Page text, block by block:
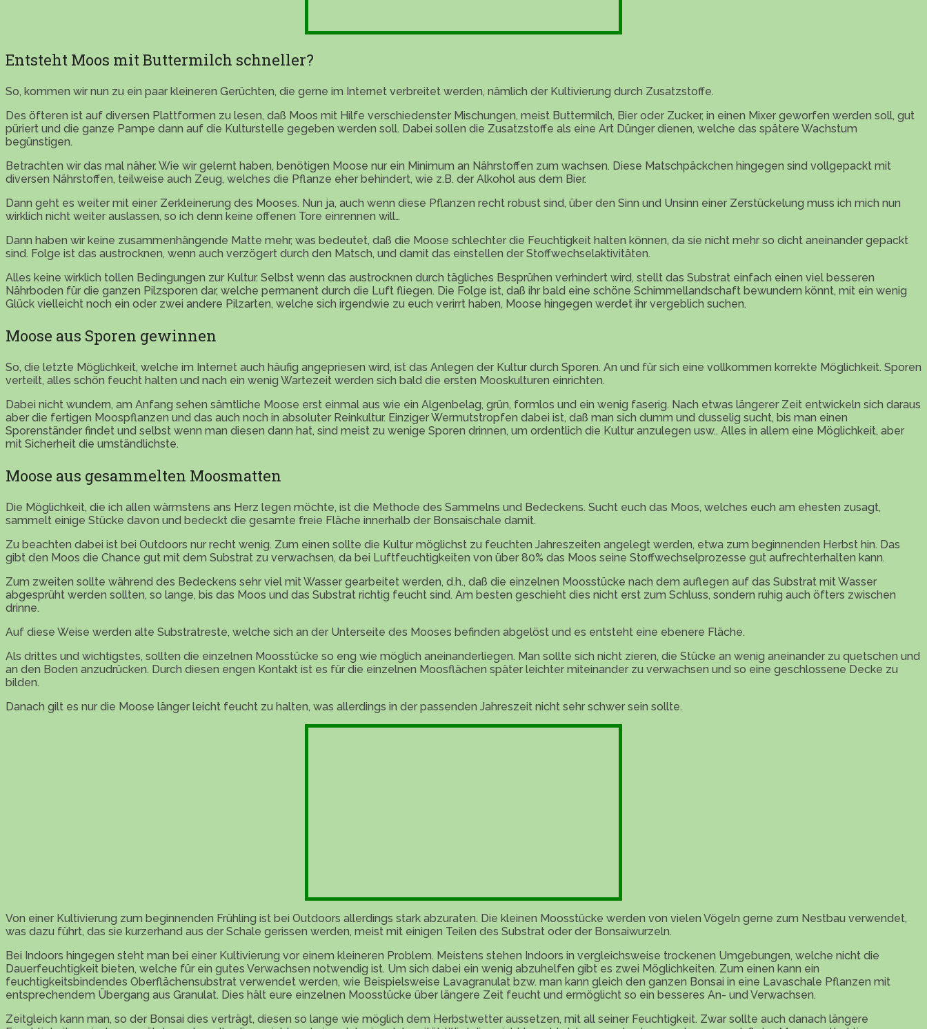
Entsteht Moos mit Buttermilch schneller?
So, kommen wir nun zu ein paar kleineren Gerüchten, die gerne im Internet verbreitet werden, nämlich der Kultivierung durch Zusatzstoffe.
Des öfteren ist auf diversen Plattformen zu lesen, daß Moos mit Hilfe verschiedenster Mischungen, meist Buttermilch, Bier oder Zucker, in einen Mixer geworfen werden soll, gut
püriert und die ganze Pampe dann auf die Kulturstelle gegeben werden soll. Dabei sollen die Zusatzstoffe als eine Art Dünger dienen, welche das spätere Wachstum
begünstigen.
Betrachten wir das mal näher. Wie wir gelernt haben, benötigen Moose nur ein Minimum an Nährstoffen zum wachsen. Diese Matschpäckchen hingegen sind vollgepackt mit
diversen Nährstoffen, teilweise auch Zeug, welches die Pflanze eher behindert, wie z.B. der Alkohol aus dem Bier.
Dann geht es weiter mit einer Zerkleinerung des Mooses. Nun ja, auch wenn diese Pflanzen recht robust sind, über den Sinn und Unsinn einer Zerstückelung muss ich mich nun
wirklich nicht weiter auslassen, so ich denn keine offenen Tore einrennen will…
Dann haben wir keine zusammenhängende Matte mehr, was bedeutet, daß die Moose schlechter die Feuchtigkeit halten können, da sie nicht mehr so dicht aneinander gepackt
sind. Folge ist das austrocknen, wenn auch verzögert durch den Matsch, und damit das einstellen der Stoffwechselaktivitäten.
Alles keine wirklich tollen Bedingungen zur Kultur. Selbst wenn das austrocknen durch tägliches Besprühen verhindert wird, stellt das Substrat einfach einen viel besseren
Nährboden für die ganzen Pilzsporen dar, welche permanent durch die Luft fliegen. Die Folge ist, daß ihr bald eine schöne Schimmellandschaft bewundern könnt, mit ein wenig
Glück vielleicht noch ein oder zwei andere Pilzarten, welche sich irgendwie zu euch verirrt haben, Moose hingegen werdet ihr vergeblich suchen.
Moose aus Sporen gewinnen
So, die letzte Möglichkeit, welche im Internet auch häufig angepriesen wird, ist das Anlegen der Kultur durch Sporen. An und für sich eine vollkommen korrekte Möglichkeit. Sporen
verteilt, alles schön feucht halten und nach ein wenig Wartezeit werden sich bald die ersten Mooskulturen einrichten.
Dabei nicht wundern, am Anfang sehen sämtliche Moose erst einmal aus wie ein Algenbelag, grün, formlos und ein wenig faserig. Nach etwas längerer Zeit entwickeln sich daraus
aber die fertigen Moospflanzen und das auch noch in absoluter Reinkultur. Einziger Wermutstropfen dabei ist, daß man sich dumm und dusselig sucht, bis man einen
Sporenständer findet und selbst wenn man diesen dann hat, sind meist zu wenige Sporen drinnen, um ordentlich die Kultur anzulegen usw.. Alles in allem eine Möglichkeit, aber
mit Sicherheit die umständlichste.
Moose aus gesammelten Moosmatten
Die Möglichkeit, die ich allen wärmstens ans Herz legen möchte, ist die Methode des Sammelns und Bedeckens. Sucht euch das Moos, welches euch am ehesten zusagt,
sammelt einige Stücke davon und bedeckt die gesamte freie Fläche innerhalb der Bonsaischale damit.
Zu beachten dabei ist bei Outdoors nur recht wenig. Zum einen sollte die Kultur möglichst zu feuchten Jahreszeiten angelegt werden, etwa zum beginnenden Herbst hin. Das
gibt den Moos die Chance gut mit dem Substrat zu verwachsen, da bei Luftfeuchtigkeiten von über 80% das Moos seine Stoffwechselprozesse gut aufrechterhalten kann.
Zum zweiten sollte während des Bedeckens sehr viel mit Wasser gearbeitet werden, d.h., daß die einzelnen Moosstücke nach dem auflegen auf das Substrat mit Wasser
abgesprüht werden sollten, so lange, bis das Moos und das Substrat richtig feucht sind. Am besten geschieht dies nicht erst zum Schluss, sondern ruhig auch öfters zwischen
drinne.
Auf diese Weise werden alte Substratreste, welche sich an der Unterseite des Mooses befinden abgelöst und es entsteht eine ebenere Fläche.
Als drittes und wichtigstes, sollten die einzelnen Moosstücke so eng wie möglich aneinanderliegen. Man sollte sich nicht zieren, die Stücke an wenig aneinander zu quetschen und
an den Boden anzudrücken. Durch diesen engen Kontakt ist es für die einzelnen Moosflächen später leichter miteinander zu verwachsen und so eine geschlossene Decke zu
bilden.
Danach gilt es nur die Moose länger leicht feucht zu halten, was allerdings in der passenden Jahreszeit nicht sehr schwer sein sollte.
Von einer Kultivierung zum beginnenden Frühling ist bei Outdoors allerdings stark abzuraten. Die kleinen Moosstücke werden von vielen Vögeln gerne zum Nestbau verwendet,
was dazu führt, das sie kurzerhand aus der Schale gerissen werden, meist mit einigen Teilen des Substrat oder der Bonsaiwurzeln.
Bei Indoors hingegen steht man bei einer Kultivierung vor einem kleineren Problem. Meistens stehen Indoors in vergleichsweise trockenen Umgebungen, welche nicht die
Dauerfeuchtigkeit bieten, welche für ein gutes Verwachsen notwendig ist. Um sich dabei ein wenig abzuhelfen gibt es zwei Möglichkeiten. Zum einen kann ein
feuchtigkeitsbindendes Oberflächensubstrat verwendet werden, wie Beispielsweise Lavagranulat bzw. man kann gleich den ganzen Bonsai in eine Lavaschale Pflanzen mit
entsprechendem Übergang aus Granulat. Dies hält eure einzelnen Moosstücke über längere Zeit feucht und ermöglicht so ein besseres An- und Verwachsen.
Zeitgleich kann man, so der Bonsai dies verträgt, diesen so lange wie möglich dem Herbstwetter aussetzen, mit all seiner Feuchtigkeit. Zwar sollte auch danach längere